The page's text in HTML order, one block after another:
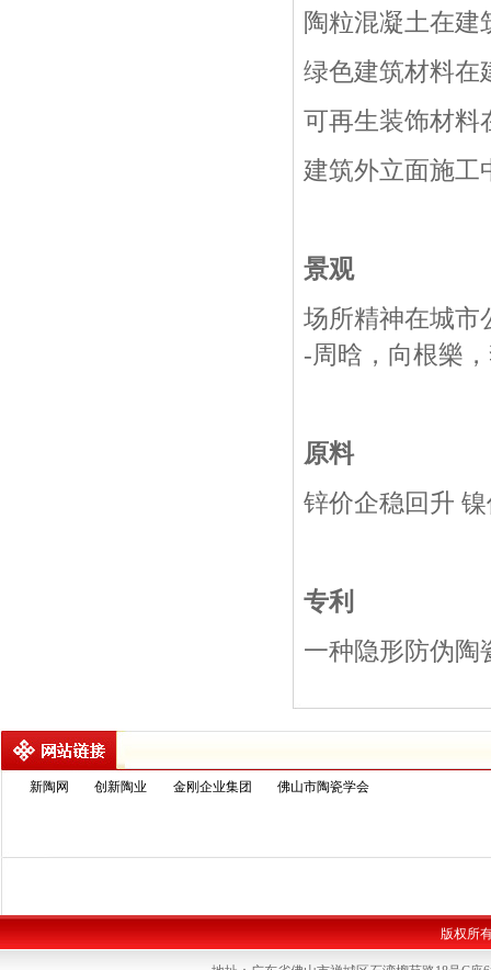
陶粒混凝土在建
绿色建筑材料在
可再生装饰材料
建筑外立面施工
景观
场所精神在城市
-周晗，向根樂
原料
锌价企稳回升
专利
一种隐形防伪陶
新陶网 创新陶业 金刚企业集团 佛山市陶瓷学会
版权所